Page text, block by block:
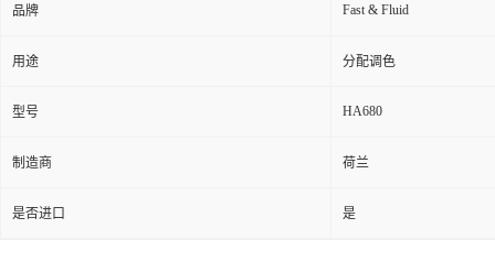
品牌 Fast & Fluid
用途 分配调色
型号 HA680
制造商 荷兰
是否进口 是